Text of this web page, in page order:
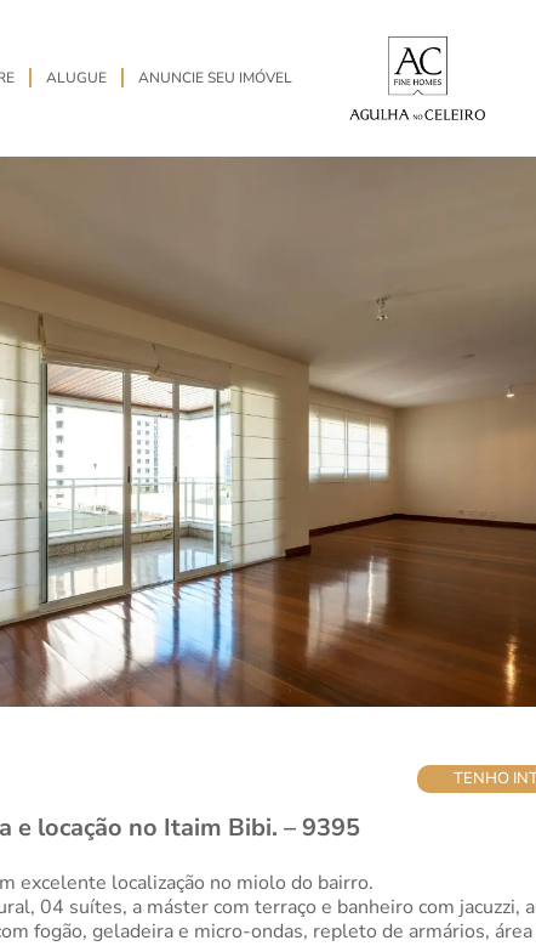
ALUGUE ANUNCIE SEU IMÓVEL
TENHO
e locação no Itaim Bibi. – 9395
excelente localização no miolo do bairro.
04 suítes, a máster com terraço e banheiro com jacuzzi,
fogão, geladeira e micro-ondas, repleto de armários,